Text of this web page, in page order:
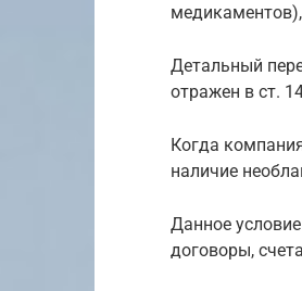
Детальный
отражен в ст.
Когда
наличие
Данное
договоры,